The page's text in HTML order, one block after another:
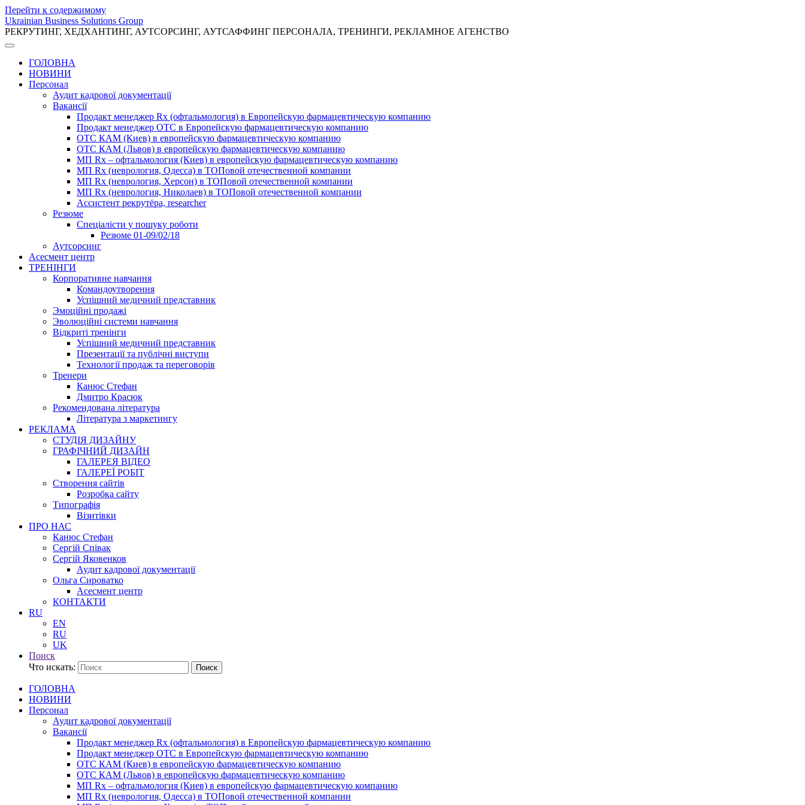
Перейти к содержимому
Ukrainian Business Solutions Group
РЕКРУТИНГ, ХЕДХАНТИНГ, АУТСОРСИНГ, АУТСАФФИНГ ПЕРСОНАЛА, ТРЕНИНГИ, РЕКЛАМНОЕ АГЕНСТВО
ГОЛОВНА
НОВИНИ
Персонал
Аудит кадрової документації
Вакансії
Продакт менеджер Rx (офтальмология) в Европейскую фармацевтическую компанию
Продакт менеджер ОТС в Европейскую фармацевтическую компанию
ОТС КАМ (Киев) в европейскую фармацевтическую компанию
ОТС КАМ (Львов) в европейскую фармацевтическую компанию
МП Rx – офтальмология (Киев) в европейскую фармацевтическую компанию
МП Rx (неврология, Одесса) в ТОПовой отечественной компании
МП Rx (неврология, Херсон) в ТОПовой отечественной компании
МП Rx (неврология, Николаев) в ТОПовой отечественной компании
Ассистент рекрутёра, researcher
Резюме
Cпеціалісти у пошуку роботи
Резюме 01-09/02/18
Аутсорсинг
Асесмент центр
ТРЕНІНГИ
Корпоративне навчання
Командоутворення
Успішний медичний представник
Эмоційні продажі
Эволюційні системи навчання
Відкриті тренінги
Успішний медичний представник
Презентації та публічні виступи
Технології продаж та переговорів
Тренери
Канюс Стефан
Дмитро Красюк
Рекомендована література
Література з маркетингу
РЕКЛАМА
СТУДІЯ ДИЗАЙНУ
ГРАФІЧНИЙ ДИЗАЙН
ГАЛЕРЕЯ ВІДЕО
ГАЛЕРЕЇ РОБІТ
Створення сайтів
Розробка сайту
Типографія
Візитівки
ПРО НАС
Канюс Стефан
Сергій Співак
Сергій Яковенков
Аудит кадрової документації
Ольга Сироватко
Асесмент центр
КОНТАКТИ
RU
EN
RU
UK
Поиск
Что искать:
Поиск
ГОЛОВНА
НОВИНИ
Персонал
Аудит кадрової документації
Вакансії
Продакт менеджер Rx (офтальмология) в Европейскую фармацевтическую компанию
Продакт менеджер ОТС в Европейскую фармацевтическую компанию
ОТС КАМ (Киев) в европейскую фармацевтическую компанию
ОТС КАМ (Львов) в европейскую фармацевтическую компанию
МП Rx – офтальмология (Киев) в европейскую фармацевтическую компанию
МП Rx (неврология, Одесса) в ТОПовой отечественной компании